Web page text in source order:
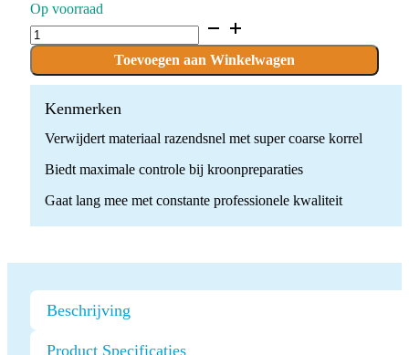
Op voorraad
D.379.018.SG.FG
x
Boren
quantity
Toevoegen aan Winkelwagen
Kenmerken
Verwijdert materiaal razendsnel met super coarse korrel
Biedt maximale controle bij kroonpreparaties
Gaat lang mee met constante professionele kwaliteit
Beschrijving
Product Specificaties